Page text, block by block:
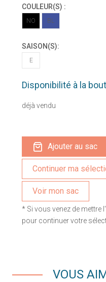
COULEUR(S) :
NO BL
SAISON(S):
E
Disponibilité à la
déjà vendu
Ajouter au sac
Voir mon sac
* Si vous venez de mettre
pour continuer votre
VOUS